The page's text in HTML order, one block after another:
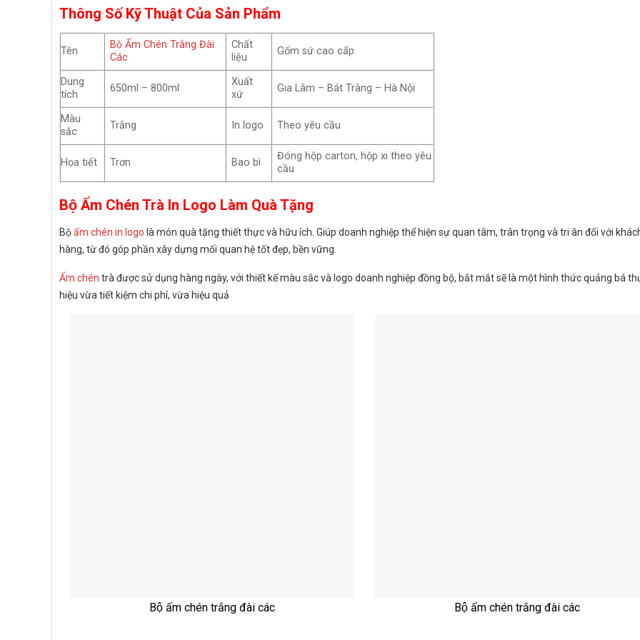
Thông Số Kỹ Thuật Của Sản Phẩm
Tên
Bộ Ấm Chén Trắng Đài
Các
Chất
liệu
Gốm sứ cao cấp
Dung
tích
650ml – 800ml
Xuất
xứ
Gia Lâm – Bát Tràng – Hà Nội
Màu
sắc
Trắng In logo Theo yêu cầu
Họa tiết Trơn Bao bì
Đóng hộp carton, hộp xi theo yêu
cầu
Bộ Ấm Chén Trà In Logo Làm Quà Tặng
Bộấm chén in logo là món quà tặng thiết thực và hữu ích. Giúp doanh nghiệp thể hiện sự quan tâm, trân trọng và tri ân đối với
hàng, từ đó góp phần xây dựng mối quan hệ tốt đẹp, bền vững.
Ấm chén trà được sử dụng hàng ngày, với thiết kế màu sắc và logo doanh nghiệp đồng bộ, bắt mắt sẽ là một hình thức quảng bá
hiệu vừa tiết kiệm chi phí, vừa hiệu quả
Bộ ấm chén trắng đài các Bộ ấm chén trắng đài các